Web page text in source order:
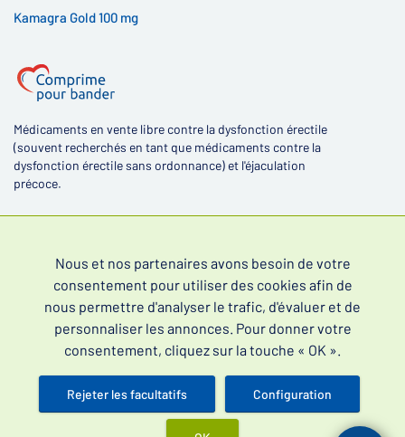
Kamagra Gold 100 mg
Médicaments en vente libre contre la dysfonction érectile
(souvent recherchés en tant que médicaments contre la
dysfonction érectile sans ordonnance) et l'éjaculation
précoce.
4,4
Lire les évaluations de nos clients
Nous et nos partenaires avons besoin de votre
consentement pour utiliser des cookies afin de
nous permettre d'analyser le trafic, d'évaluer et de
personnaliser les annonces. Pour donner votre
consentement, cliquez sur la touche « OK ».
Rejeter les facultatifs Configuration